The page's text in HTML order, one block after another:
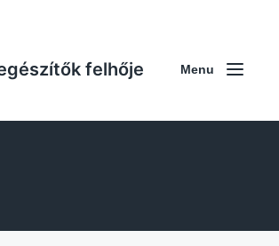
felhője Menu